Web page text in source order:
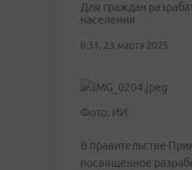
Для граждан
населения
0:31, 23 марта 2025
Фото: ИИ
В правительстве
посвященное